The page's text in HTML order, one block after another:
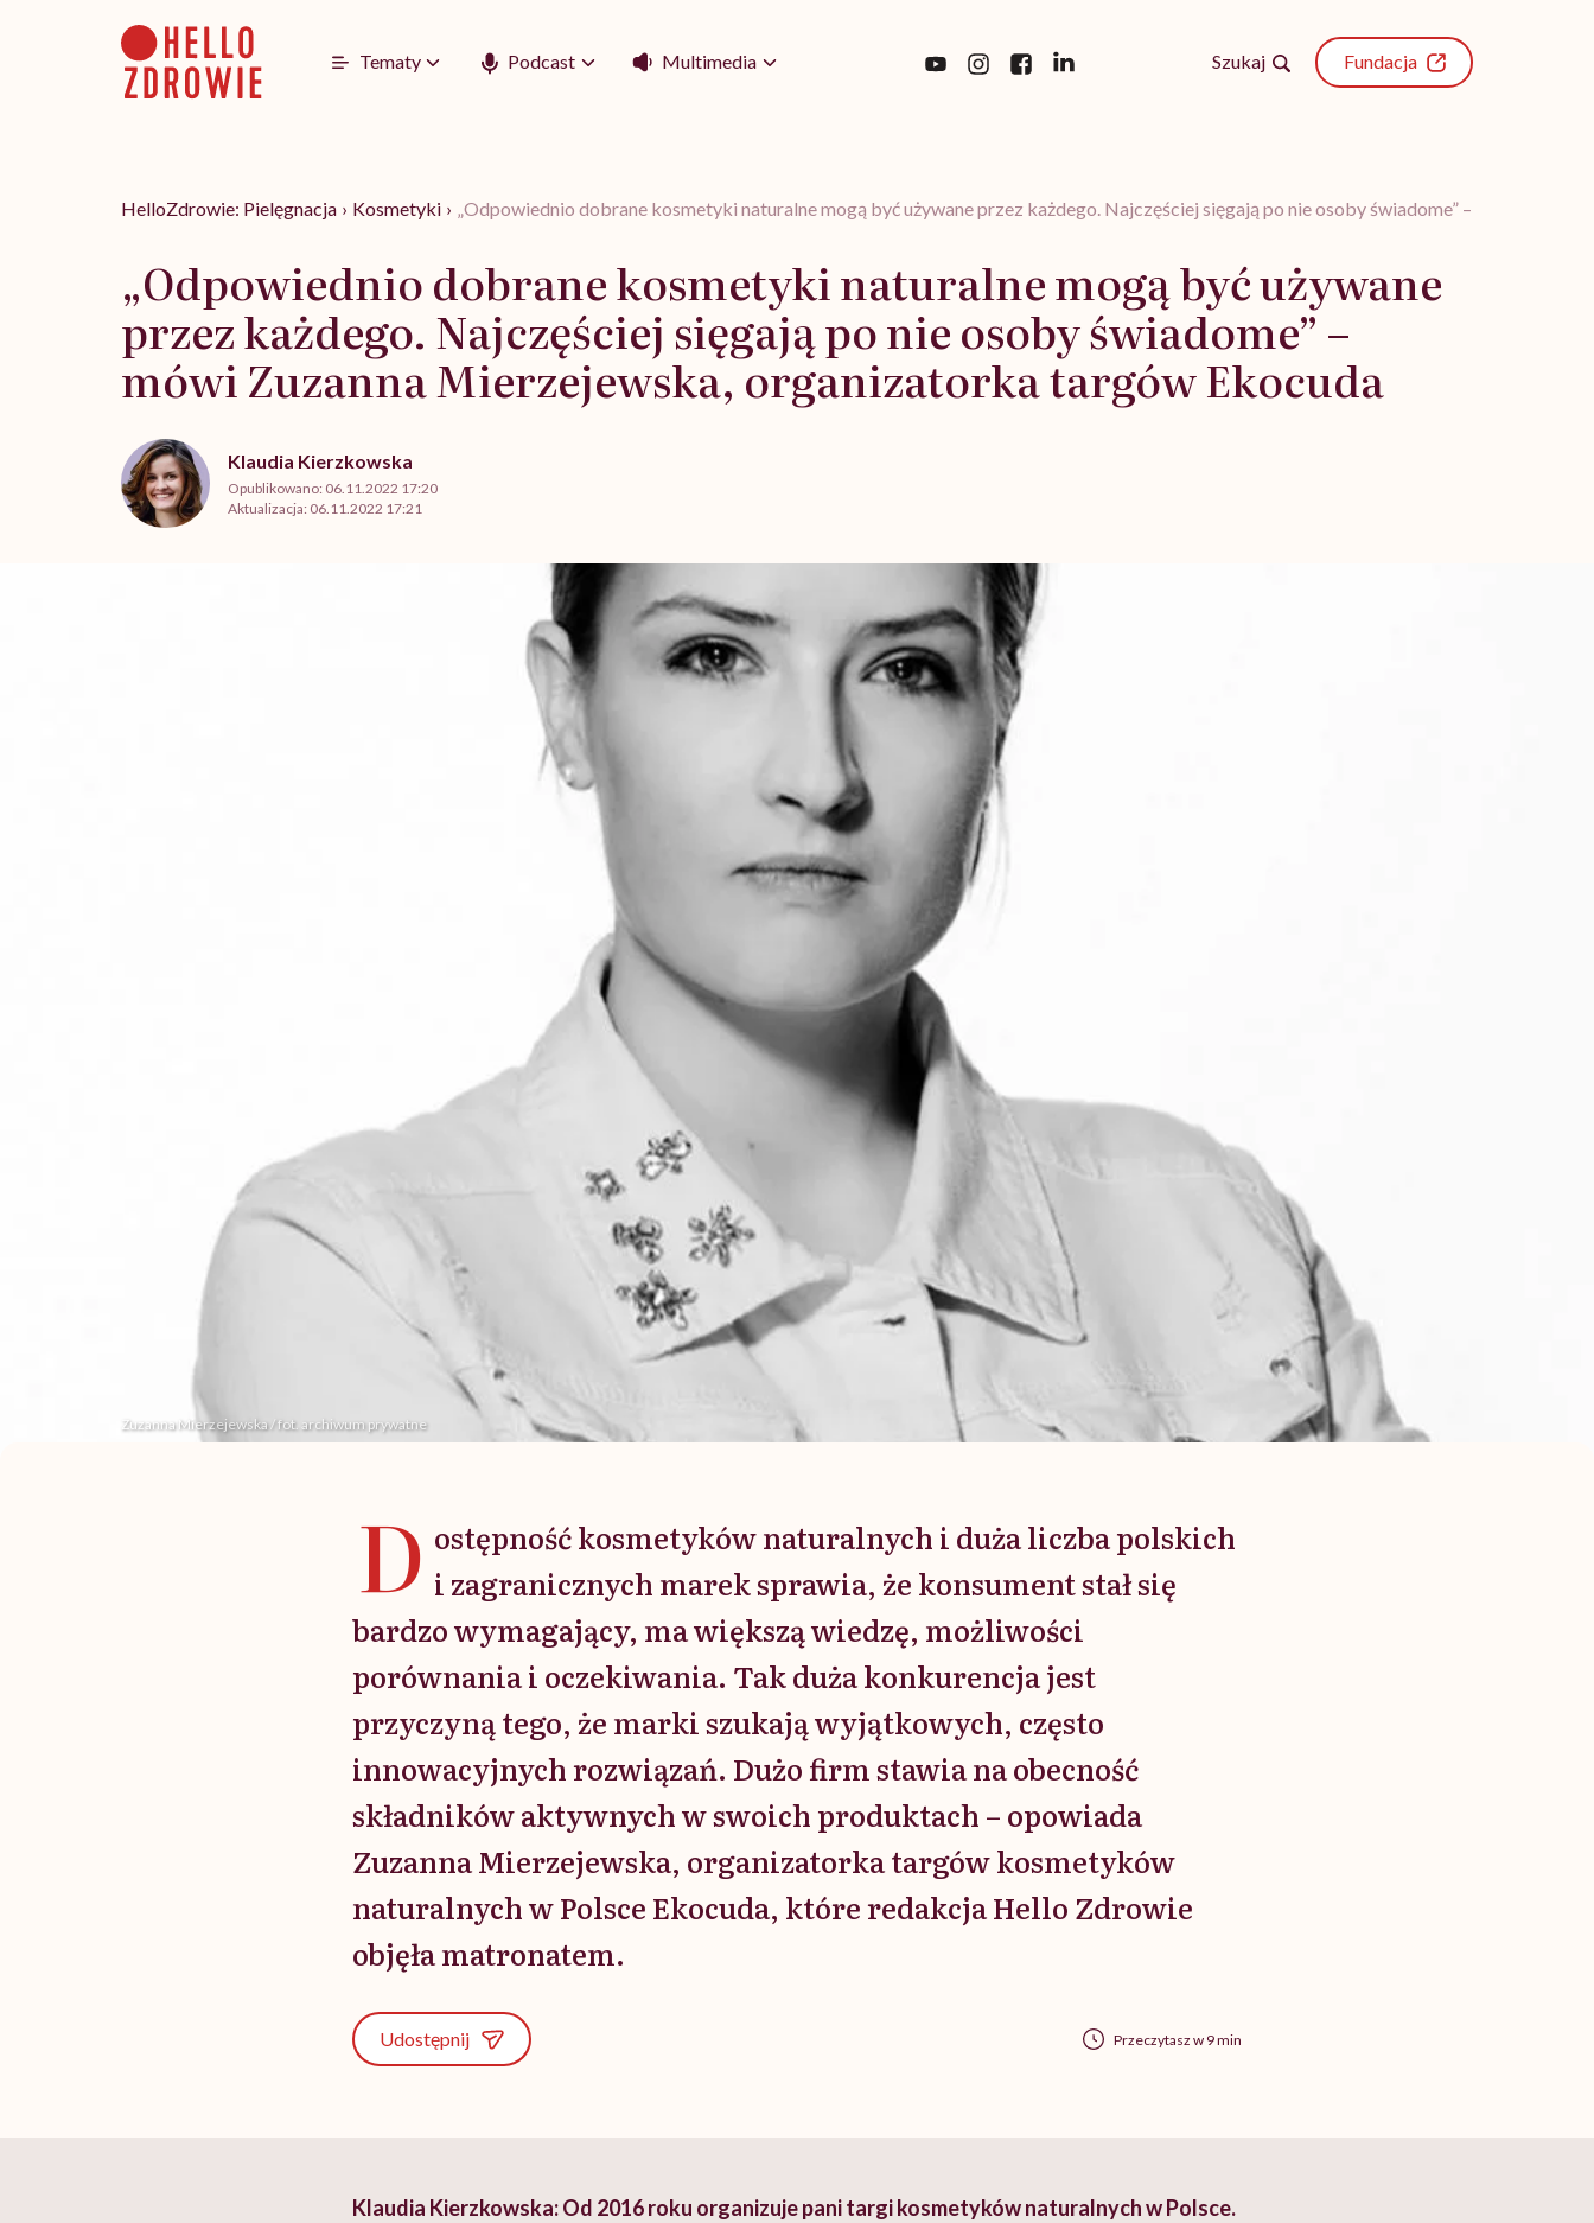
Tematy Podcast Multimedia Szukaj Fundacja
HelloZdrowie: Pielęgnacja › Kosmetyki › „Odpowiednio dobrane kosmetyki naturalne mogą być używane przez każdego. Najczęściej sięgają po nie osoby świadome” – mówi
„Odpowiednio dobrane kosmetyki naturalne mogą być używane
przez każdego. Najczęściej sięgają po nie osoby świadome” –
mówi Zuzanna Mierzejewska, organizatorka targów Ekocuda
Klaudia Kierzkowska
Opublikowano: 06.11.2022 17:20
Aktualizacja: 06.11.2022 17:21
Zuzanna Mierzejewska / fot. archiwum prywatne
D ostępność kosmetyków naturalnych i duża liczba polskich
i zagranicznych marek sprawia, że konsument stał się
bardzo wymagający, ma większą wiedzę, możliwości
porównania i oczekiwania. Tak duża konkurencja jest
przyczyną tego, że marki szukają wyjątkowych, często
innowacyjnych rozwiązań. Dużo firm stawia na obecność
składników aktywnych w swoich produktach – opowiada
Zuzanna Mierzejewska, organizatorka targów kosmetyków
naturalnych w Polsce Ekocuda, które redakcja Hello Zdrowie
objęła matronatem.
Udostępnij Przeczytasz w 9 min
Klaudia Kierzkowska: Od 2016 roku organizuje pani targi kosmetyków naturalnych w Polsce.